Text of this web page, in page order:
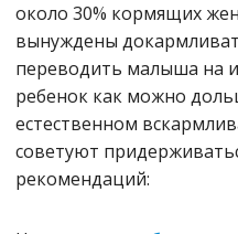
около 30% кормящих
вынуждены
переводить малыша на
ребенок как можно
естественном
советуют
рекомендаций: